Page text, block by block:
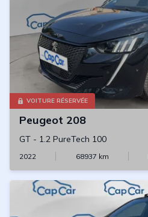
VOITURE RÉSERVÉE
Peugeot 208
GT - 1.2 PureTech 100
2022 68937 km